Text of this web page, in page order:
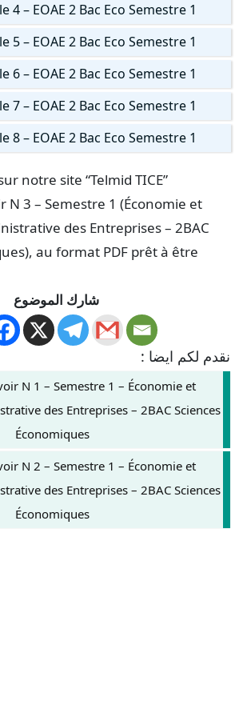
4 – EOAE 2 Bac Eco Semestre 1
5 – EOAE 2 Bac Eco Semestre 1
6 – EOAE 2 Bac Eco Semestre 1
7 – EOAE 2 Bac Eco Semestre 1
8 – EOAE 2 Bac Eco Semestre 1
notre site “Telmid TICE”
N 3 – Semestre 1 (Économie et
des Entreprises – 2BAC
au format PDF prêt à être
شارك الموضوع
نقدم لكم ايضا :
N 1 – Semestre 1 – Économie et
des Entreprises – 2BAC Sciences
Économiques
N 2 – Semestre 1 – Économie et
des Entreprises – 2BAC Sciences
Économiques